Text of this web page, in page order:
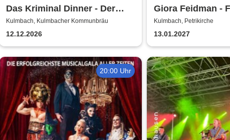
Das Kriminal Dinner - Der
letzte Joint der Marie Juana
Kulmbach, Kulmbacher Kommunbräu
12.12.2026
Giora Feidman -
World
Kulmbach, Petrikirche
13.01.2027
20:00 Uhr